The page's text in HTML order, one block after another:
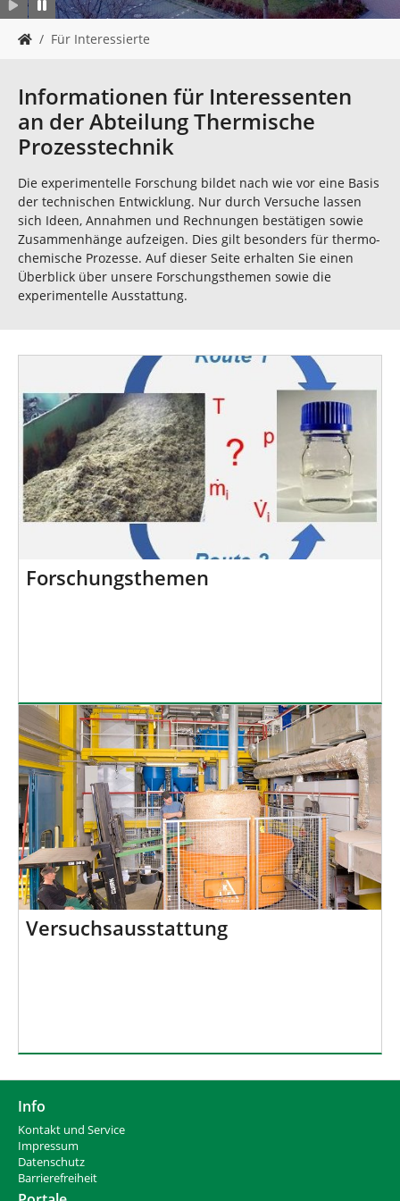
i
i
n
d
h
i
e
r
:
Für Interessierte
Informationen für Interessenten
an der Abteilung Thermische
Prozesstechnik
Die experimentelle Forschung bildet nach wie vor eine Basis
der technischen Entwicklung. Nur durch Versuche lassen
sich Ideen, Annahmen und Rechnungen bestätigen sowie
Zusammenhänge aufzeigen. Dies gilt besonders für thermo-
chemische Prozesse. Auf dieser Seite erhalten Sie einen
Überblick über unsere Forschungsthemen sowie die
experimentelle Ausstattung.
Forschungsthemen
Versuchsausstattung
Info
Kontakt und Service
Impressum
Datenschutz
Barrierefreiheit